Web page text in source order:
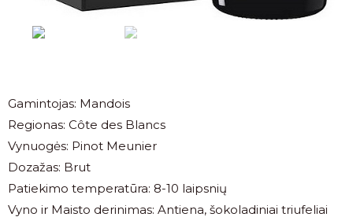
Gamintojas: Mandois
Regionas: Côte des Blancs
Vynuogės: Pinot Meunier
Dozažas: Brut
Patiekimo temperatūra: 8-10 laipsnių
Vyno ir Maisto derinimas: Antiena, šokoladiniai triufeliai